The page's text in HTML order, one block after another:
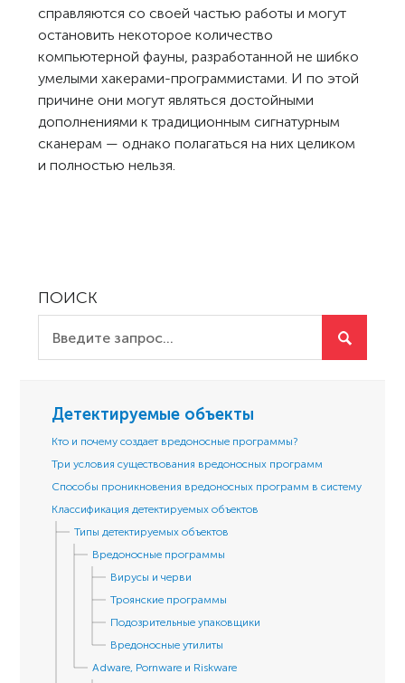
справляются со своей частью работы и могут
остановить некоторое количество
компьютерной фауны, разработанной не шибко
умелыми хакерами-программистами. И по этой
причине они могут являться достойными
дополнениями к традиционным сигнатурным
сканерам — однако полагаться на них целиком
и полностью нельзя.
ПОИСК
Детектируемые объекты
Кто и почему создает вредоносные программы?
Три условия существования вредоносных программ
Способы проникновения вредоносных программ в систему
Классификация детектируемых объектов
Типы детектируемых объектов
Вредоносные программы
Вирусы и черви
Троянские программы
Подозрительные упаковщики
Вредоносные утилиты
Adware, Pornware и Riskware